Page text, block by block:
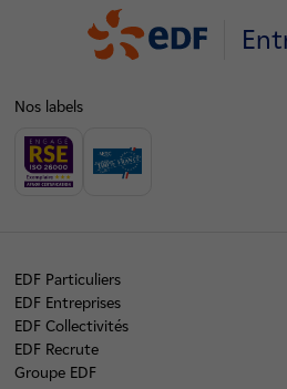
Nos labels
EDF Particuliers
EDF Entreprises
EDF Collectivités
EDF Recrute
Groupe EDF